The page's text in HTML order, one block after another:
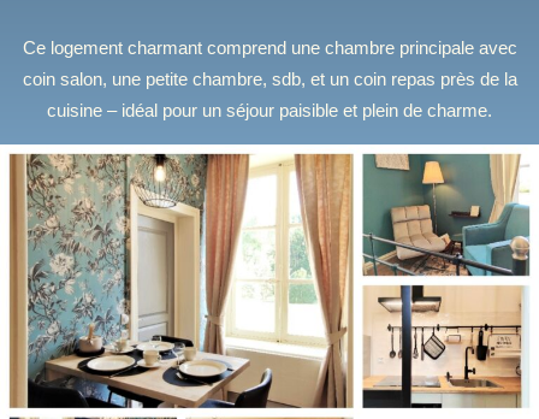
Ce logement charmant comprend une chambre principale avec
coin salon, une petite chambre, sdb, et un coin repas près de la
cuisine – idéal pour un séjour paisible et plein de charme.